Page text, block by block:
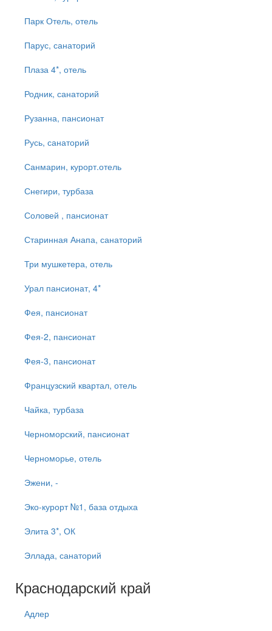
Парк Отель, отель
Парус, санаторий
Плаза 4*, отель
Родник, санаторий
Рузанна, пансионат
Русь, санаторий
Санмарин, курорт.отель
Снегири, турбаза
Соловей , пансионат
Старинная Анапа, санаторий
Три мушкетера, отель
Урал пансионат, 4*
Фея, пансионат
Фея-2, пансионат
Фея-3, пансионат
Французский квартал, отель
Чайка, турбаза
Черноморский, пансионат
Черноморье, отель
Эжени, -
Эко-курорт №1, база отдыха
Элита 3*, ОК
Эллада, санаторий
Краснодарский край
Адлер